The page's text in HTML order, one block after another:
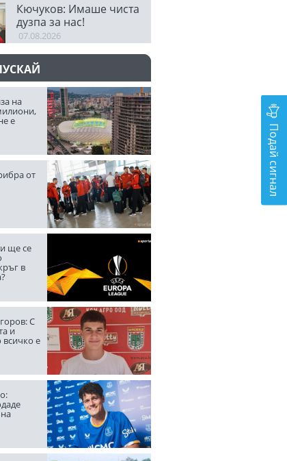
Кючуков: Имаше чиста
дузпа за нас!
07.08.2026
на
е
от
ще се
в
С
и
всичко е
Подай сигнал